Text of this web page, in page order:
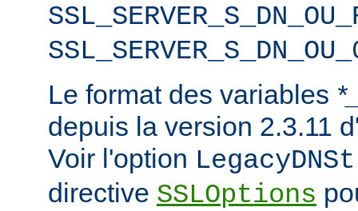
Le format des variables
depuis la version 2.3.11
Voir l'option
directive SSLOptions